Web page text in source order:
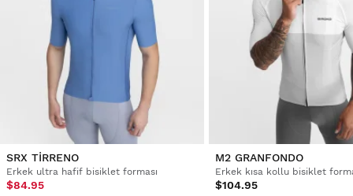
SRX TIRRENO
Erkek ultra hafif bisiklet forması
$84.95
M2 GRANFONDO
Erkek kısa kollu bisiklet
$104.95